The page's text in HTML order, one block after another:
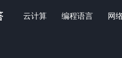
云计算 编程语言 网